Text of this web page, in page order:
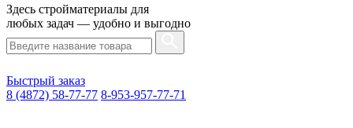
Здесь стройматериалы для
любых задач — удобно и выгодно
Быстрый заказ
8 (4872) 58-77-77 8-953-957-77-71